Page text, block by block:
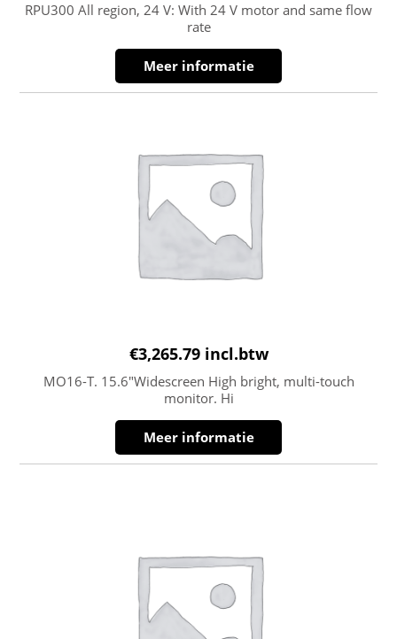
RPU300 All region, 24 V: With 24 V motor and same flow
rate
Meer informatie
€3,265.79 incl.btw
MO16-T. 15.6″Widescreen High bright, multi-touch
monitor. Hi
Meer informatie